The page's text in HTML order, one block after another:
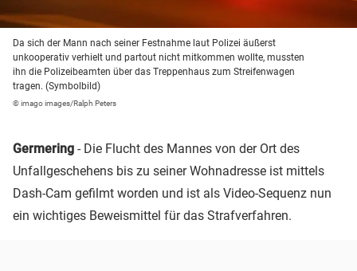
Da sich der Mann nach seiner Festnahme laut Polizei äußerst
unkooperativ verhielt und partout nicht mitkommen wollte, mussten
ihn die Polizeibeamten über das Treppenhaus zum Streifenwagen
tragen. (Symbolbild)
© imago images/Ralph Peters
Germering - Die Flucht des Mannes von der Ort des
Unfallgeschehens bis zu seiner Wohnadresse ist mittels
Dash-Cam gefilmt worden und ist als Video-Sequenz nun
ein wichtiges Beweismittel für das Strafverfahren.